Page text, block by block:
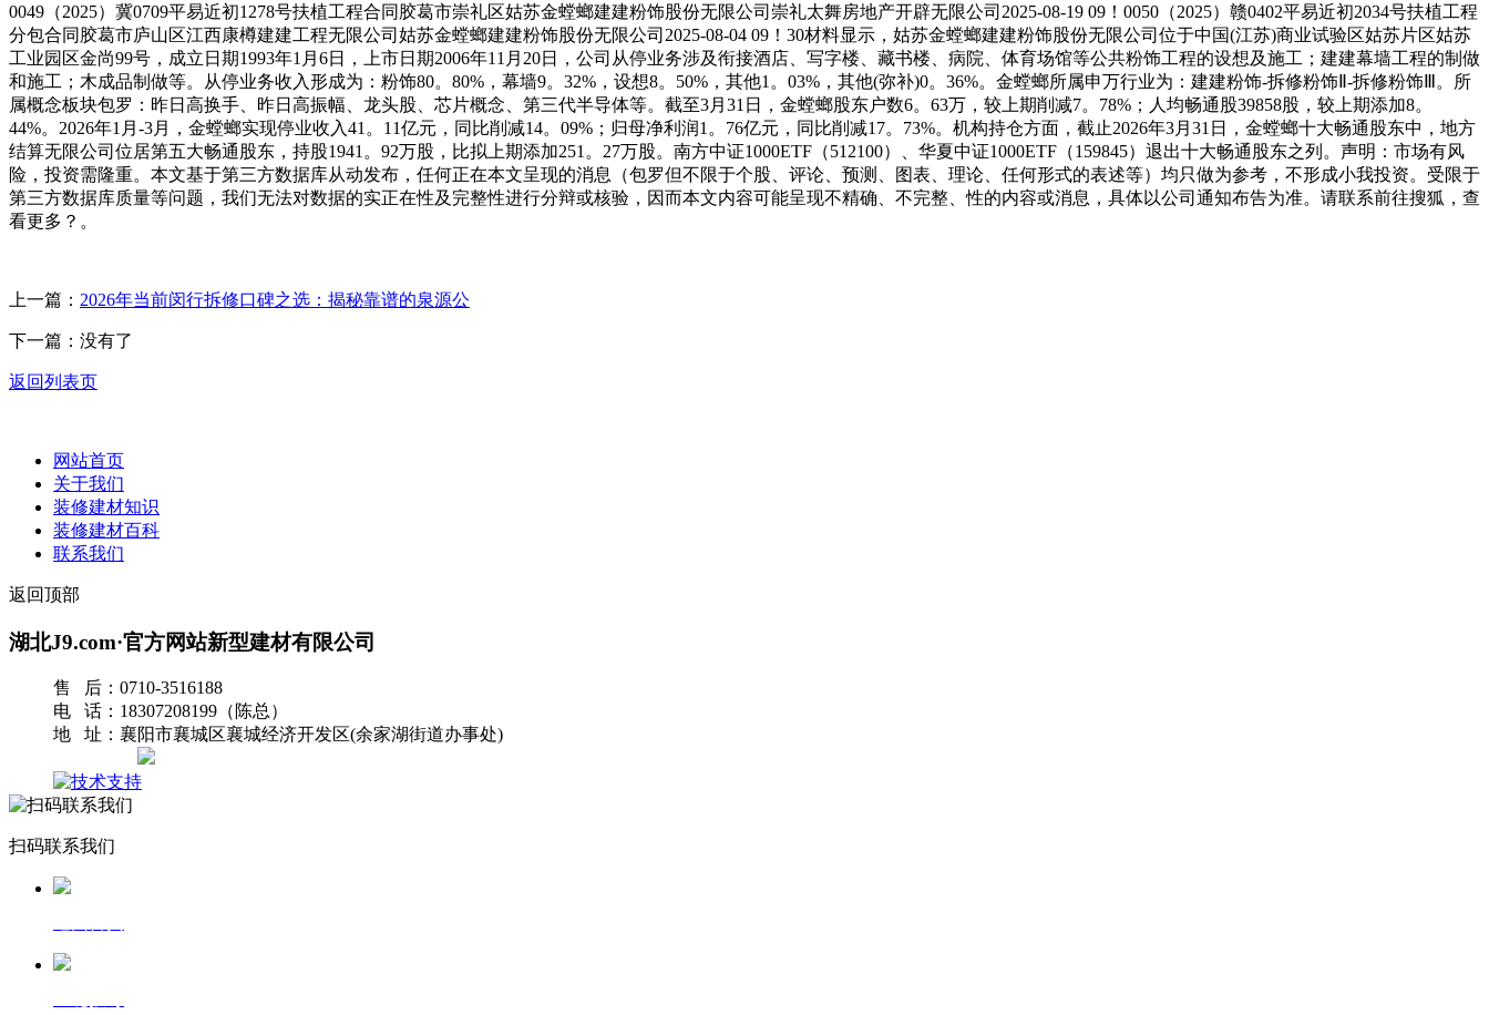
0049（2025）冀0709平易近初1278号扶植工程合同胶葛市崇礼区姑苏金螳螂建建粉饰股份无限公司崇礼太舞房地产开辟无限公司2025-08-19 09！0050（2025）赣0402平易近初2034号扶植工程
分包合同胶葛市庐山区江西康樽建建工程无限公司姑苏金螳螂建建粉饰股份无限公司2025-08-04 09！30材料显示，姑苏金螳螂建建粉饰股份无限公司位于中国(江苏)商业试验区姑苏片区姑苏
工业园区金尚99号，成立日期1993年1月6日，上市日期2006年11月20日，公司从停业务涉及衔接酒店、写字楼、藏书楼、病院、体育场馆等公共粉饰工程的设想及施工；建建幕墙工程的制做
和施工；木成品制做等。从停业务收入形成为：粉饰80。80%，幕墙9。32%，设想8。50%，其他1。03%，其他(弥补)0。36%。金螳螂所属申万行业为：建建粉饰-拆修粉饰Ⅱ-拆修粉饰Ⅲ。所
属概念板块包罗：昨日高换手、昨日高振幅、龙头股、芯片概念、第三代半导体等。截至3月31日，金螳螂股东户数6。63万，较上期削减7。78%；人均畅通股39858股，较上期添加8。
44%。2026年1月-3月，金螳螂实现停业收入41。11亿元，同比削减14。09%；归母净利润1。76亿元，同比削减17。73%。机构持仓方面，截止2026年3月31日，金螳螂十大畅通股东中，地方
结算无限公司位居第五大畅通股东，持股1941。92万股，比拟上期添加251。27万股。南方中证1000ETF（512100）、华夏中证1000ETF（159845）退出十大畅通股东之列。声明：市场有风
险，投资需隆重。本文基于第三方数据库从动发布，任何正在本文呈现的消息（包罗但不限于个股、评论、预测、图表、理论、任何形式的表述等）均只做为参考，不形成小我投资。受限于
第三方数据库质量等问题，我们无法对数据的实正在性及完整性进行分辩或核验，因而本文内容可能呈现不精确、不完整、性的内容或消息，具体以公司通知布告为准。请联系前往搜狐，查
看更多？。
上一篇： 2026年当前闵行拆修口碑之选：揭秘靠谱的泉源公
下一篇：没有了
返回列表页
网站首页
关于我们
装修建材知识
装修建材百科
联系我们
返回顶部
湖北J9.com·官方网站新型建材有限公司
售 后：0710-3516188
电 话：18307208199（陈总）
地 址：襄阳市襄城区襄城经济开发区(余家湖街道办事处)
扫码联系我们